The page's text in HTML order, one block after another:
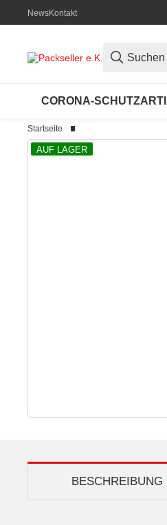
NewsKontakt
CORONA-
Startseite
AUF LAGER
BESCHREIBUNG